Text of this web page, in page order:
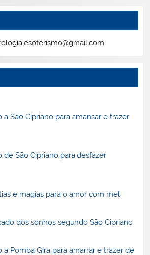
a São Cipriano para amansar e trazer
de São Cipriano para desfazer
e magias para o amor com mel
dos sonhos segundo São Cipriano
a Pomba Gira para amarrar e trazer de